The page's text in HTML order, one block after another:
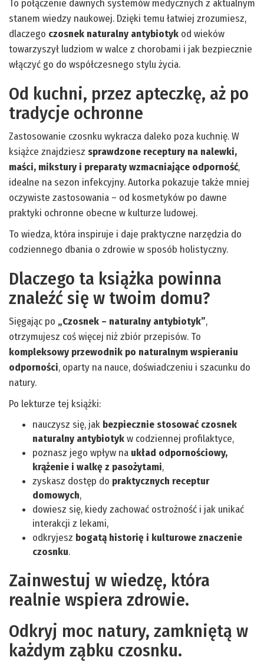
To połączenie dawnych systemów medycznych z aktualnym
stanem wiedzy naukowej. Dzięki temu łatwiej zrozumiesz,
dlaczego czosnek naturalny antybiotyk od wieków
towarzyszył ludziom w walce z chorobami i jak bezpiecznie
włączyć go do współczesnego stylu życia.
Od kuchni, przez apteczkę, aż po
tradycje ochronne
Zastosowanie czosnku wykracza daleko poza kuchnię. W
książce znajdziesz sprawdzone receptury na nalewki,
maści, mikstury i preparaty wzmacniające odporność,
idealne na sezon infekcyjny. Autorka pokazuje także mniej
oczywiste zastosowania – od kosmetyków po dawne
praktyki ochronne obecne w kulturze ludowej.
To wiedza, która inspiruje i daje praktyczne narzędzia do
codziennego dbania o zdrowie w sposób holistyczny.
Dlaczego ta książka powinna
znaleźć się w twoim domu?
Sięgając po „Czosnek – naturalny antybiotyk”,
otrzymujesz coś więcej niż zbiór przepisów. To
kompleksowy przewodnik po naturalnym wspieraniu
odporności, oparty na nauce, doświadczeniu i szacunku do
natury.
Po lekturze tej książki:
nauczysz się, jak bezpiecznie stosować czosnek
naturalny antybiotykw codziennej profilaktyce,
poznasz jego wpływ na układ odpornościowy,
krążenie i walkę z pasożytami,
zyskasz dostęp do praktycznych receptur
domowych,
dowiesz się, kiedy zachować ostrożność i jak unikać
interakcji z lekami,
odkryjesz bogatą historię i kulturowe znaczenie
czosnku.
Zainwestuj w wiedzę, która
realnie wspiera zdrowie.
Odkryj moc natury, zamkniętą w
każdym ząbku czosnku.